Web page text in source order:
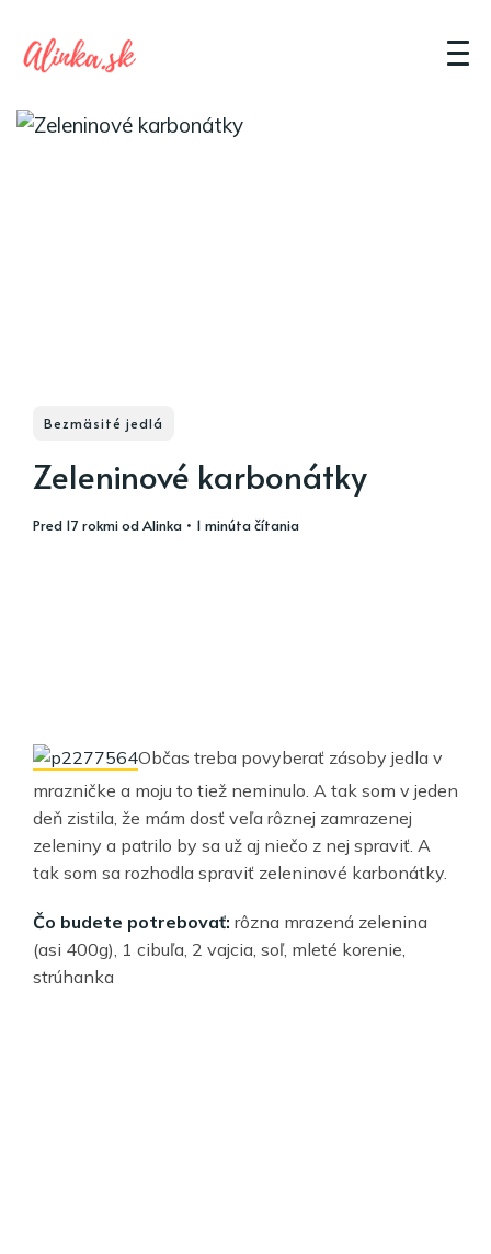
Bezmäsité jedlá
Zeleninové karbonátky
pred 17 rokmiodAlinka • 1 minúta čítania
Občas treba povyberať zásoby jedla v
mrazničke a moju to tiež neminulo. A tak som v jeden
deň zistila, že mám dosť veľa rôznej zamrazenej
zeleniny a patrilo by sa už aj niečo z nej spraviť. A
tak som sa rozhodla spraviť zeleninové karbonátky.
Čo budete potrebovať: rôzna mrazená zelenina
(asi 400g), 1 cibuľa, 2 vajcia, soľ, mleté korenie,
strúhanka